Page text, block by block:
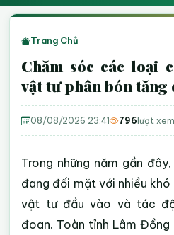
Trang Chủ
Chăm sóc các loại
vật tư phân bón tăng
08/08/2026 23:41 796 lượt xem
Trong những năm gần
đang đối mặt với nhiều
vật tư đầu vào và tác
đoan. Toàn tỉnh Lâm